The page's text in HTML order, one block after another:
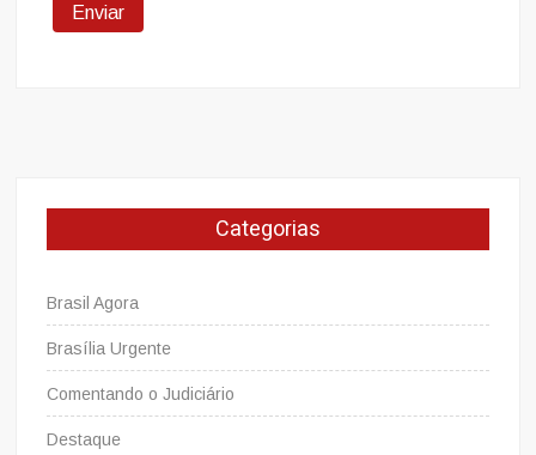
Categorias
Brasil Agora
Brasília Urgente
Comentando o Judiciário
Destaque